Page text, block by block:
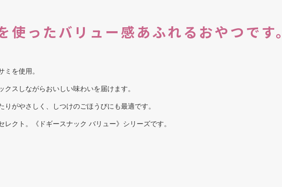
ったバリュー感あふれるおやつです。
を使用。
スしながらおいしい味わいを届けます。
がやさしく、しつけのごほうびにも最適です。
クト。《ドギースナック バリュー》シリーズです。